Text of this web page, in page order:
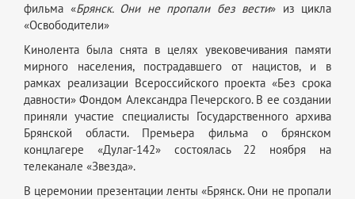
фильма «Брянск. Они не пропали без вести» из цикла
«Освободители»
Кинолента была снята в целях увековечивания памяти
мирного населения, пострадавшего от нацистов, и в
рамках реализации Всероссийского проекта «Без срока
давности» Фондом Александра Печерского. В ее создании
приняли участие специалисты Государственного архива
Брянской области. Премьера фильма о брянском
концлагере «Дулаг-142» состоялась 22 ноября на
телеканале «Звезда».
В церемонии презентации ленты «Брянск. Они не пропали